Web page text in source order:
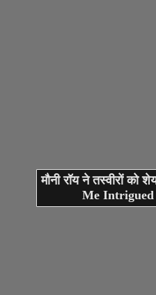
मौनी रॉय ने तस्वीरों को
Me Intrigued